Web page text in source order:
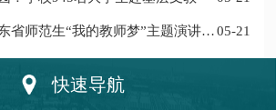
05-21
快速导航